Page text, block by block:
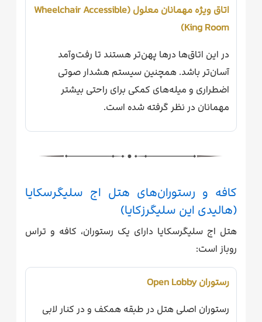
اتاق ویژه مهمانان معلول (Wheelchair Accessible
King Room)
در این اتاق‌ها درها پهن‌تر هستند تا رفت‌وآمد
آسان‌تر باشد. همچنین سیستم هشدار صوتی
اضطراری و میله‌های کمکی برای راحتی بیشتر
مهمانان در نظر گرفته شده است.
کافه و رستوران‌های هتل اج سلیگرسکایا
(هالیدی این سلیگرزکایا)
هتل اج سلیگرسکایا دارای یک رستوران، کافه و تراس
روباز است:
رستوران Open Lobby
رستوران اصلی هتل در طبقه همکف و در کنار لابی